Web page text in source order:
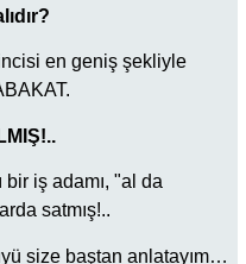
en geniş şekliyle
iş adamı, "al da
satmış!..
size baştan anlatayım…